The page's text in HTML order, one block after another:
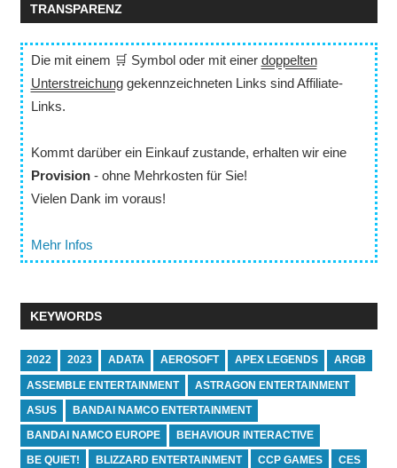
TRANSPARENZ
Die mit einem 🛒 Symbol oder mit einer doppelten
Unterstreichunggekennzeichneten Links sind Affiliate-
Links.
Kommt darüber ein Einkauf zustande, erhalten wir eine
Provision- ohne Mehrkosten für Sie!
Vielen Dank im voraus!
Mehr Infos
KEYWORDS
2022 2023 ADATA AEROSOFT APEX LEGENDS ARGB
ASSEMBLE ENTERTAINMENT ASTRAGON ENTERTAINMENT
ASUS BANDAI NAMCO ENTERTAINMENT
BANDAI NAMCO EUROPE BEHAVIOUR INTERACTIVE
BE QUIET! BLIZZARD ENTERTAINMENT CCP GAMES CES